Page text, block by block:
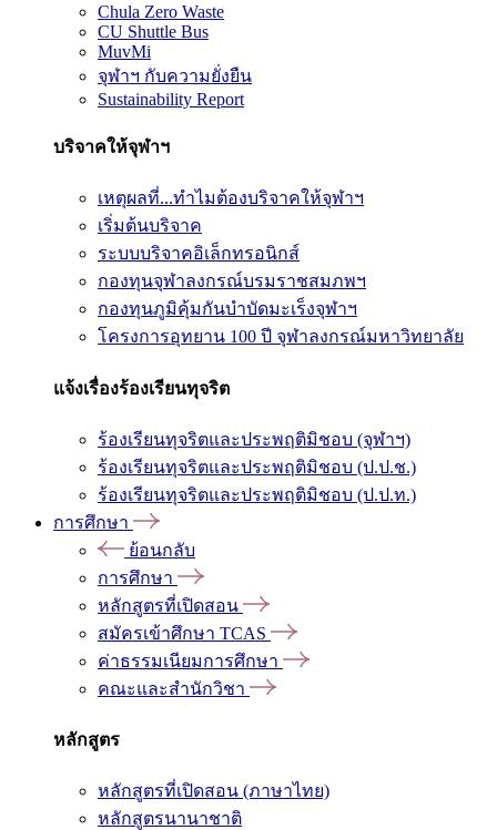
Chula Zero Waste
CU Shuttle Bus
MuvMi
จุฬาฯ กับความยั่งยืน
Sustainability Report
บริจาคให้จุฬาฯ
เหตุผลที่...ทำไมต้องบริจาคให้จุฬาฯ
เริ่มต้นบริจาค
ระบบบริจาคอิเล็กทรอนิกส์
กองทุนจุฬาลงกรณ์บรมราชสมภพฯ
กองทุนภูมิคุ้มกันบำบัดมะเร็งจุฬาฯ
โครงการอุทยาน 100 ปี จุฬาลงกรณ์มหาวิทยาลัย
แจ้งเรื่องร้องเรียนทุจริต
ร้องเรียนทุจริตและประพฤติมิชอบ (จุฬาฯ)
ร้องเรียนทุจริตและประพฤติมิชอบ (ป.ป.ช.)
ร้องเรียนทุจริตและประพฤติมิชอบ (ป.ป.ท.)
การศึกษา
ย้อนกลับ
การศึกษา
หลักสูตรที่เปิดสอน
สมัครเข้าศึกษา TCAS
ค่าธรรมเนียมการศึกษา
คณะและสำนักวิชา
หลักสูตร
หลักสูตรที่เปิดสอน (ภาษาไทย)
หลักสูตรนานาชาติ